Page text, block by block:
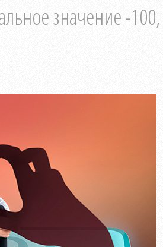
значение -